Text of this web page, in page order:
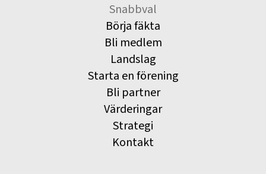
Snabbval
Börja fäkta
Bli medlem
Landslag
Starta en förening
Bli partner
Värderingar
Strategi
Kontakt